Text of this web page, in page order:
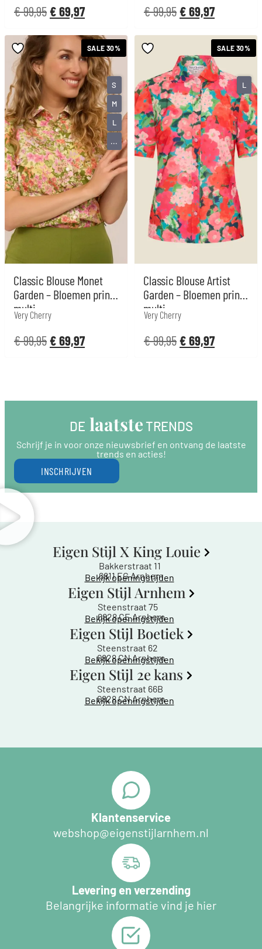
€99,95€69,97 €99,95€69,97
SALE 30%
Classic Blouse Monet
Garden – Bloemen print
multi
Very Cherry
€99,95€69,97
S
M
L
...
SALE 30%
Classic Blouse Artist
Garden – Bloemen print
multi
Very Cherry
€99,95€69,97
L
DE laatste TRENDS
Schrijf je in voor onze nieuwsbrief en ontvang de laatste
trends en acties!
INSCHRIJVEN
Eigen Stijl X King Louie
Bakkerstraat 11
6811 EG Arnhem
Bekijk openingstijden
Eigen Stijl Arnhem
Steenstraat 75
6828 CE Arnhem
Bekijk openingstijden
Eigen Stijl Boetiek
Steenstraat 62
6828 CN Arnhem
Bekijk openingstijden
Eigen Stijl 2e kans
Steenstraat 66B
6828 CN Arnhem
Bekijk openingstijden
Klantenservice
webshop@eigenstijlarnhem.nl
Levering en verzending
Belangrijke informatie vind je hier